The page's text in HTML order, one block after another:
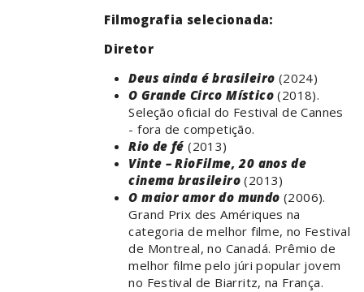
Filmografia selecionada:
Diretor
Deus ainda é brasileiro (2024)
O Grande Circo Místico(2018).
Seleção oficial do Festival de Cannes
- fora de competição.
Rio de fé (2013)
Vinte – RioFilme, 20 anos de
cinema brasileiro (2013)
O maior amor do mundo (2006).
Grand Prix des Amériques na
categoria de melhor filme, no Festival
de Montreal, no Canadá. Prêmio de
melhor filme pelo júri popular jovem
no Festival de Biarritz, na França.